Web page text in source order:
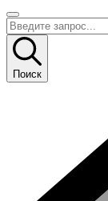
Поиск